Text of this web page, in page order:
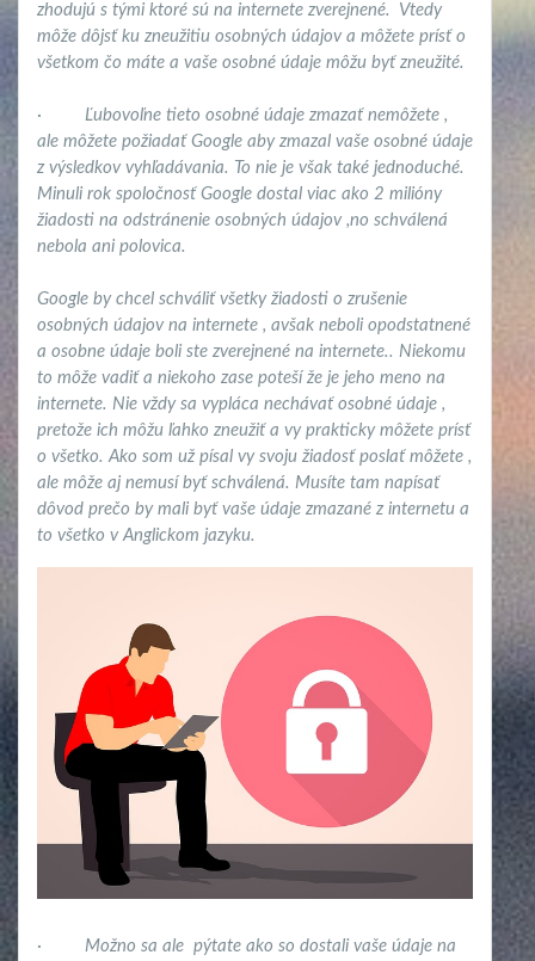
zhodujú s tými ktoré sú na internete zverejnené. Vtedy
môže dôjsť ku zneužitiu osobných údajov a môžete prísť o
všetkom čo máte a vaše osobné údaje môžu byť zneužité.
· Ľubovoľne tieto osobné údaje zmazať nemôžete ,
ale môžete požiadať Google aby zmazal vaše osobné údaje
z výsledkov vyhľadávania. To nie je však také jednoduché.
Minuli rok spoločnosť Google dostal viac ako 2 milióny
žiadosti na odstránenie osobných údajov ,no schválená
nebola ani polovica.
Google by chcel schváliť všetky žiadosti o zrušenie
osobných údajov na internete , avšak neboli opodstatnené
a osobne údaje boli ste zverejnené na internete.. Niekomu
to môže vadiť a niekoho zase poteší že je jeho meno na
internete. Nie vždy sa vypláca nechávať osobné údaje ,
pretože ich môžu ľahko zneužiť a vy prakticky môžete prísť
o všetko. Ako som už písal vy svoju žiadosť poslať môžete ,
ale môže aj nemusí byť schválená. Musíte tam napísať
dôvod prečo by mali byť vaše údaje zmazané z internetu a
to všetko v Anglickom jazyku.
· Možno sa ale pýtate ako so dostali vaše údaje na